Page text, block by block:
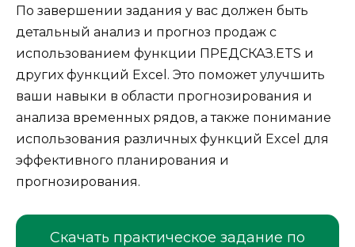
По завершении задания у вас должен быть
детальный анализ и прогноз продаж с
использованием функции ПРЕДСКАЗ.ETS и
других функций Excel. Это поможет улучшить
ваши навыки в области прогнозирования и
анализа временных рядов, а также понимание
использования различных функций Excel для
эффективного планирования и
прогнозирования.
Скачать практическое задание по